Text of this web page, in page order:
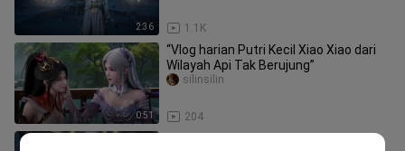
2:36 1.1K
0:51
“Vlog harian Putri Kecil Xiao Xiao dari
Wilayah Api Tak Berujung”
204
silinsilin